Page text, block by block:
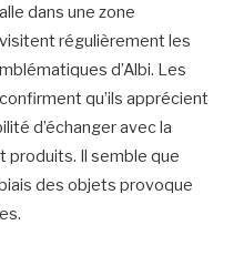
dans une zone
régulièrement les
d’Albi. Les
qu’ils apprécient
d’échanger avec la
produits. Il semble que
des objets provoque